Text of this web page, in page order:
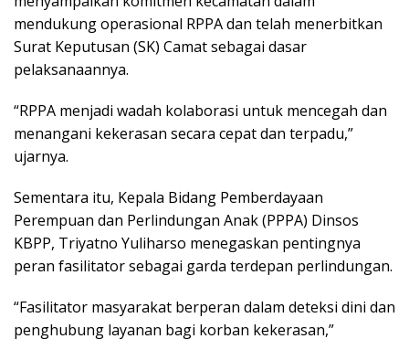
mendukung operasional RPPA dan telah menerbitkan
Surat Keputusan (SK) Camat sebagai dasar
pelaksanaannya.
“RPPA menjadi wadah kolaborasi untuk mencegah dan
menangani kekerasan secara cepat dan terpadu,”
ujarnya.
Sementara itu, Kepala Bidang Pemberdayaan
Perempuan dan Perlindungan Anak (PPPA) Dinsos
KBPP, Triyatno Yuliharso menegaskan pentingnya
peran fasilitator sebagai garda terdepan perlindungan.
“Fasilitator masyarakat berperan dalam deteksi dini dan
penghubung layanan bagi korban kekerasan,”